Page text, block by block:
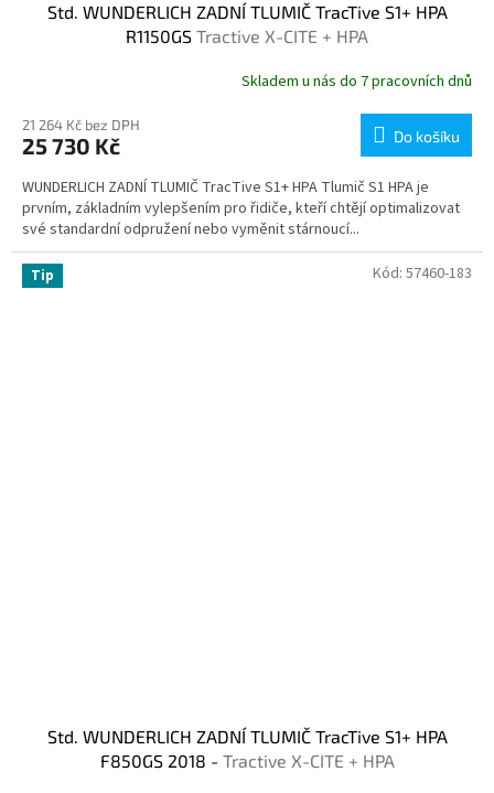
Std. WUNDERLICH ZADNÍ TLUMIČ TracTive S1+ HPA
R1150GS Tractive X-CITE + HPA
Skladem u nás do 7 pracovních dnů
21 264 Kč bez DPH
25 730 Kč Do košíku
WUNDERLICH ZADNÍ TLUMIČ TracTive S1+ HPA Tlumič S1 HPA je
prvním, základním vylepšením pro řidiče, kteří chtějí optimalizovat
své standardní odpružení nebo vyměnit stárnoucí...
Tip
Std. WUNDERLICH ZADNÍ TLUMIČ TracTive S1+ HPA
F850GS 2018 - Tractive X-CITE + HPA
Kód: 57460-183